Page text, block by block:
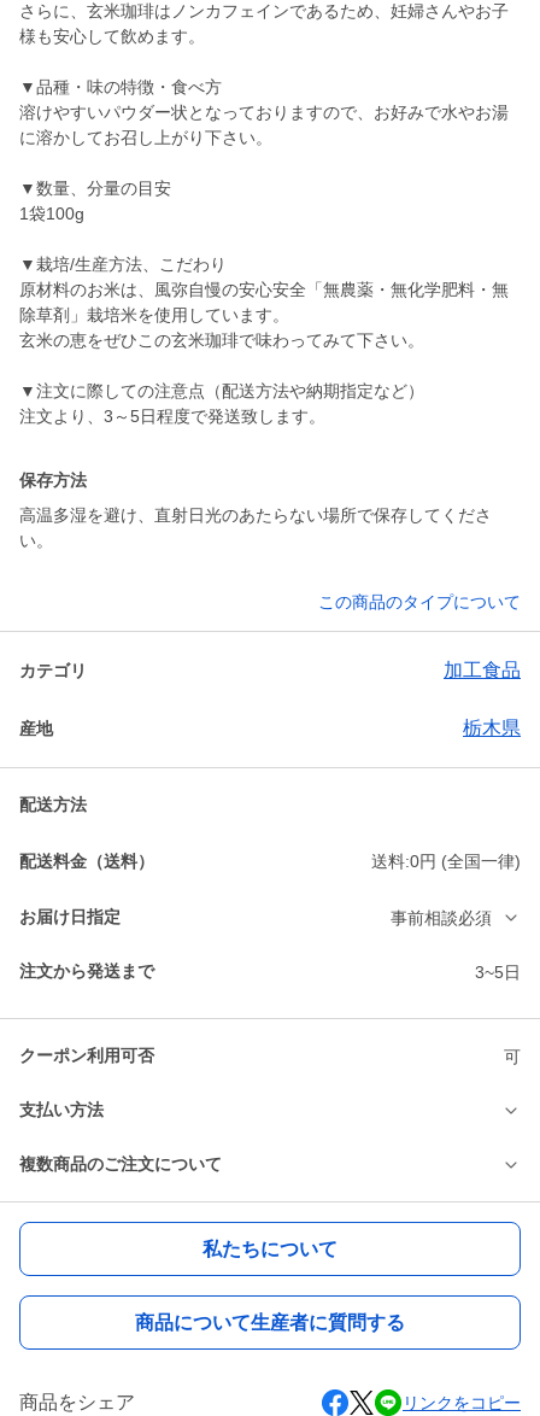
さらに、玄米珈琲はノンカフェインであるため、妊婦さんやお子
様も安心して飲めます。
▼品種・味の特徴・食べ方
溶けやすいパウダー状となっておりますので、お好みで水やお湯
に溶かしてお召し上がり下さい。
▼数量、分量の目安
1袋100g
▼栽培/生産方法、こだわり
原材料のお米は、風弥自慢の安心安全「無農薬・無化学肥料・無
除草剤」栽培米を使用しています。
玄米の恵をぜひこの玄米珈琲で味わってみて下さい。
▼注文に際しての注意点（配送方法や納期指定など）
注文より、3～5日程度で発送致します。
保存方法
高温多湿を避け、直射日光のあたらない場所で保存してくださ
い。
この商品のタイプについて
カテゴリ 加工食品
産地 栃木県
配送方法
配送料金（送料） 送料:0円 (全国一律)
お届け日指定 事前相談必須
注文から発送まで 3~5日
クーポン利用可否 可
支払い方法
複数商品のご注文について
私たちについて
商品について生産者に質問する
商品をシェア リンクをコピー